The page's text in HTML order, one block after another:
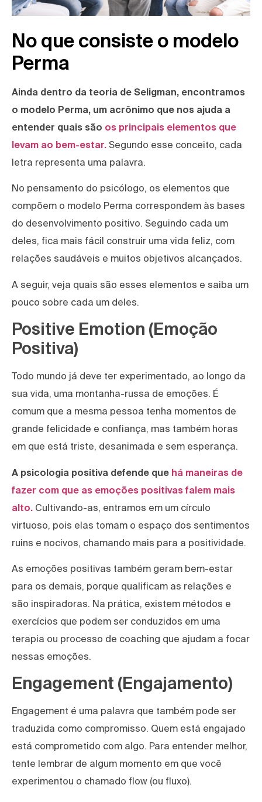
No que consiste o modelo
Perma
Ainda dentro da teoria de Seligman, encontramos
o modelo Perma, um acrônimo que nos ajuda a
entender quais são os principais elementos que
levam ao bem-estar. Segundo esse conceito, cada
letra representa uma palavra.
No pensamento do psicólogo, os elementos que
compõem o modelo Perma correspondem às bases
do desenvolvimento positivo. Seguindo cada um
deles, fica mais fácil construir uma vida feliz, com
relações saudáveis e muitos objetivos alcançados.
A seguir, veja quais são esses elementos e saiba um
pouco sobre cada um deles.
Positive Emotion (Emoção
Positiva)
Todo mundo já deve ter experimentado, ao longo da
sua vida, uma montanha-russa de emoções. É
comum que a mesma pessoa tenha momentos de
grande felicidade e confiança, mas também horas
em que está triste, desanimada e sem esperança.
A psicologia positiva defende que há maneiras de
fazer com que as emoções positivas falem mais
alto. Cultivando-as, entramos em um círculo
virtuoso, pois elas tomam o espaço dos sentimentos
ruins e nocivos, chamando mais para a positividade.
As emoções positivas também geram bem-estar
para os demais, porque qualificam as relações e
são inspiradoras. Na prática, existem métodos e
exercícios que podem ser conduzidos em uma
terapia ou processo de coaching que ajudam a focar
nessas emoções.
Engagement (Engajamento)
Engagement é uma palavra que também pode ser
traduzida como compromisso. Quem está engajado
está comprometido com algo. Para entender melhor,
tente lembrar de algum momento em que você
experimentou o chamado flow (ou fluxo).